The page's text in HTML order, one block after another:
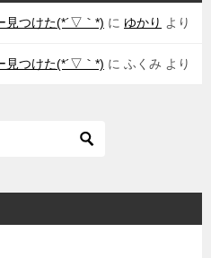
見つけた(*´▽｀*) に ゆかり より
見つけた(*´▽｀*) に ふくみ より